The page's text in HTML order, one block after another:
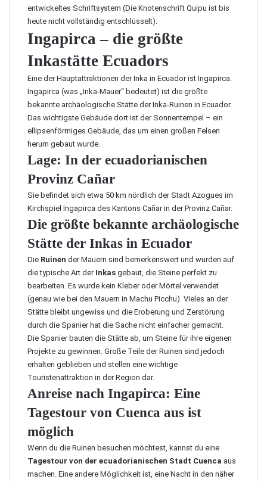
entwickeltes Schriftsystem (Die Knotenschrift Quipu ist bis
heute nicht vollständig entschlüsselt).
Ingapirca – die größte
Inkastätte Ecuadors
Eine der Hauptattraktionen der Inka in Ecuador ist Ingapirca.
Ingapirca (was „Inka-Mauer“ bedeutet) ist die größte
bekannte archäologische Stätte der Inka-Ruinen in Ecuador.
Das wichtigste Gebäude dort ist der Sonnentempel – ein
ellipsenförmiges Gebäude, das um einen großen Felsen
herum gebaut wurde.
Lage: In der ecuadorianischen
Provinz Cañar
Sie befindet sich etwa 50 km nördlich der Stadt Azogues im
Kirchspiel Ingapirca des Kantons Cañar in der Provinz Cañar.
Die größte bekannte archäologische
Stätte der Inkas in Ecuador
Die Ruinen der Mauern sind bemerkenswert und wurden auf
die typische Art der Inkas gebaut, die Steine perfekt zu
bearbeiten. Es wurde kein Kleber oder Mörtel verwendet
(genau wie bei den Mauern in Machu Picchu). Vieles an der
Stätte bleibt ungewiss und die Eroberung und Zerstörung
durch die Spanier hat die Sache nicht einfacher gemacht.
Die Spanier bauten die Stätte ab, um Steine für ihre eigenen
Projekte zu gewinnen. Große Teile der Ruinen sind jedoch
erhalten geblieben und stellen eine wichtige
Touristenattraktion in der Region dar.
Anreise nach Ingapirca: Eine
Tagestour von Cuenca aus ist
möglich
Wenn du die Ruinen besuchen möchtest, kannst du eine
Tagestour von der ecuadorianischen Stadt Cuenca aus
machen. Eine andere Möglichkeit ist, eine Nacht in den näher